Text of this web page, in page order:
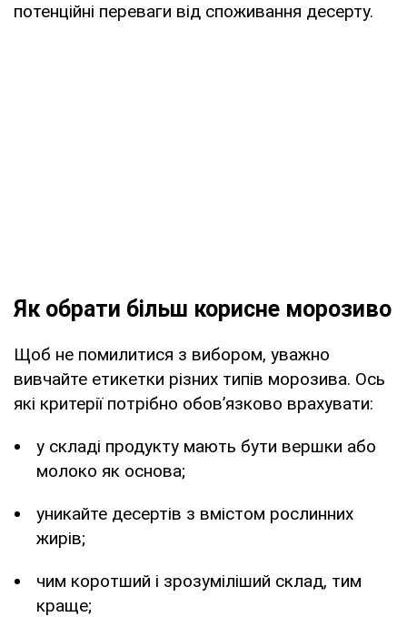
потенційні переваги від споживання десерту.
Як обрати більш корисне морозиво
Щоб не помилитися з вибором, уважно
вивчайте етикетки різних типів морозива. Ось
які критерії потрібно обов’язково врахувати:
у складі продукту мають бути вершки або
молоко як основа;
уникайте десертів з вмістом рослинних
жирів;
чим коротший і зрозуміліший склад, тим
краще;